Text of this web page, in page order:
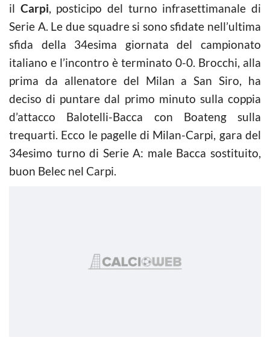
il Carpi, posticipo del turno infrasettimanale di
Serie A. Le due squadre si sono sfidate nell’ultima
sfida della 34esima giornata del campionato
italiano e l’incontro è terminato 0-0. Brocchi, alla
prima da allenatore del Milan a San Siro, ha
deciso di puntare dal primo minuto sulla coppia
d’attacco Balotelli-Bacca con Boateng sulla
trequarti. Ecco le pagelle di Milan-Carpi, gara del
34esimo turno di Serie A: male Bacca sostituito,
buon Belec nel Carpi.